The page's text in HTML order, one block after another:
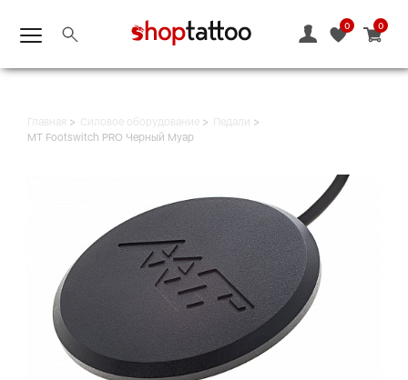
0
0
Главная Силовое оборудование
Педали
MT Footswitch PRO Черный Муар